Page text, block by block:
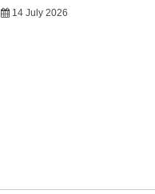
14 July 2026